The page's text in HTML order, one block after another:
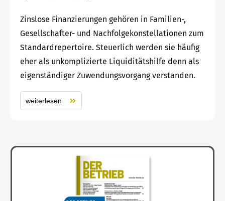
Zinslose Finanzierungen gehören in Familien-,
Gesellschafter- und Nachfolgekonstellationen zum
Standardrepertoire. Steuerlich werden sie häufig
eher als unkomplizierte Liquiditätshilfe denn als
eigenständiger Zuwendungsvorgang verstanden.
weiterlesen